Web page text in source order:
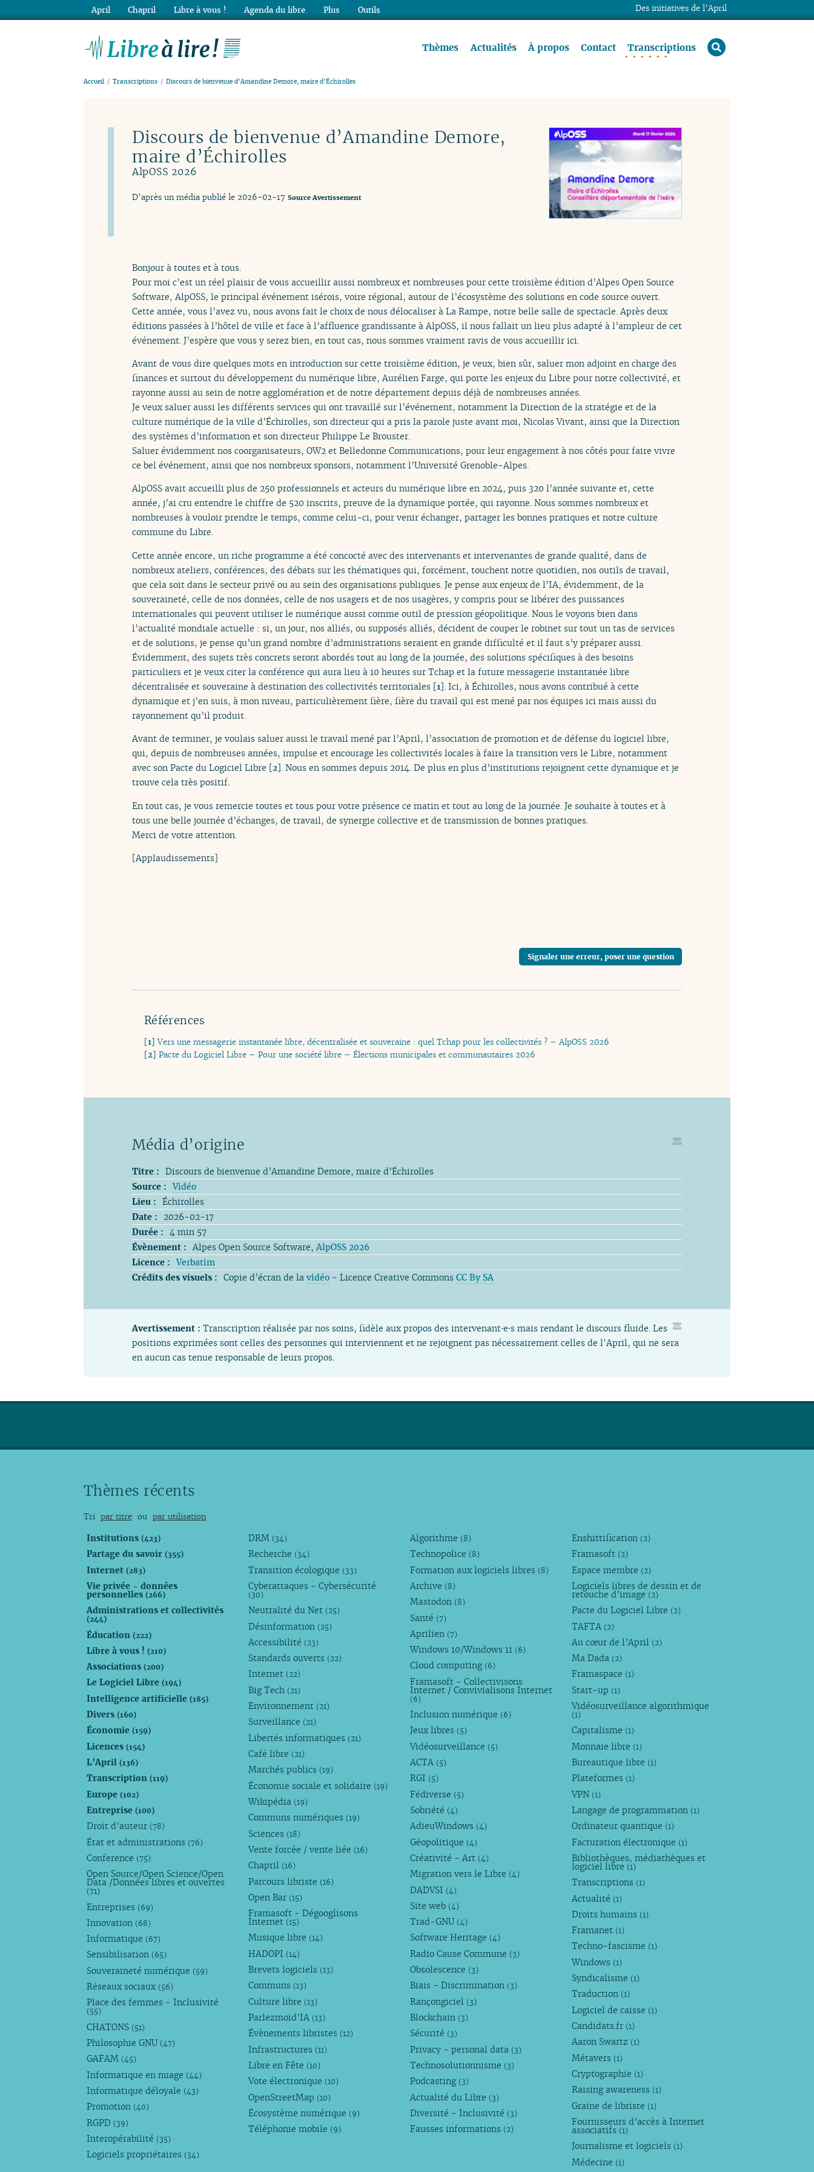
Thèmes Actualités À propos Contact Transcriptions rechercher
Accueil Transcriptions Discours de bienvenue d’Amandine Demore, maire d’Échirolles
Discours de bienvenue d’Amandine Demore,
maire d’Échirolles
AlpOSS 2026
D’après un média publié le 2026-02-17 Source Avertissement
Bonjour à toutes et à tous.
Pour moi c’est un réel plaisir de vous accueillir aussi nombreux et nombreuses pour cette troisième édition d’Alpes Open Source
Software, AlpOSS, le principal événement isérois, voire régional, autour de l’écosystème des solutions en code source ouvert.
Cette année, vous l’avez vu, nous avons fait le choix de nous délocaliser à La Rampe, notre belle salle de spectacle. Après deux
éditions passées à l’hôtel de ville et face à l’affluence grandissante à AlpOSS, il nous fallait un lieu plus adapté à l’ampleur de cet
événement. J’espère que vous y serez bien, en tout cas, nous sommes vraiment ravis de vous accueillir ici.
Avant de vous dire quelques mots en introduction sur cette troisième édition, je veux, bien sûr, saluer mon adjoint en charge des
finances et surtout du développement du numérique libre, Aurélien Farge, qui porte les enjeux du Libre pour notre collectivité, et
rayonne aussi au sein de notre agglomération et de notre département depuis déjà de nombreuses années.
Je veux saluer aussi les différents services qui ont travaillé sur l’événement, notamment la Direction de la stratégie et de la
culture numérique de la ville d’Échirolles, son directeur qui a pris la parole juste avant moi, Nicolas Vivant, ainsi que la Direction
des systèmes d’information et son directeur Philippe Le Brouster.
Saluer évidemment nos coorganisateurs, OW2 et Belledonne Communications, pour leur engagement à nos côtés pour faire vivre
ce bel événement, ainsi que nos nombreux sponsors, notamment l’Université Grenoble-Alpes.
AlpOSS avait accueilli plus de 250 professionnels et acteurs du numérique libre en 2024, puis 320 l’année suivante et, cette
année, j’ai cru entendre le chiffre de 520 inscrits, preuve de la dynamique portée, qui rayonne. Nous sommes nombreux et
nombreuses à vouloir prendre le temps, comme celui-ci, pour venir échanger, partager les bonnes pratiques et notre culture
commune du Libre.
Cette année encore, un riche programme a été concocté avec des intervenants et intervenantes de grande qualité, dans de
nombreux ateliers, conférences, des débats sur les thématiques qui, forcément, touchent notre quotidien, nos outils de travail,
que cela soit dans le secteur privé ou au sein des organisations publiques. Je pense aux enjeux de l’IA, évidemment, de la
souveraineté, celle de nos données, celle de nos usagers et de nos usagères, y compris pour se libérer des puissances
internationales qui peuvent utiliser le numérique aussi comme outil de pression géopolitique. Nous le voyons bien dans
l’actualité mondiale actuelle : si, un jour, nos alliés, ou supposés alliés, décident de couper le robinet sur tout un tas de services
et de solutions, je pense qu’un grand nombre d’administrations seraient en grande difficulté et il faut s’y préparer aussi.
Évidemment, des sujets très concrets seront abordés tout au long de la journée, des solutions spécifiques à des besoins
particuliers et je veux citer la conférence qui aura lieu à 10 heures sur Tchap et la future messagerie instantanée libre
décentralisée et souveraine à destination des collectivités territoriales [1]. Ici, à Échirolles, nous avons contribué à cette
dynamique et j’en suis, à mon niveau, particulièrement fière, fière du travail qui est mené par nos équipes ici mais aussi du
rayonnement qu’il produit.
Avant de terminer, je voulais saluer aussi le travail mené par l’April, l’association de promotion et de défense du logiciel libre,
qui, depuis de nombreuses années, impulse et encourage les collectivités locales à faire la transition vers le Libre, notamment
avec son Pacte du Logiciel Libre [2]. Nous en sommes depuis 2014. De plus en plus d’institutions rejoignent cette dynamique et je
trouve cela très positif.
En tout cas, je vous remercie toutes et tous pour votre présence ce matin et tout au long de la journée. Je souhaite à toutes et à
tous une belle journée d’échanges, de travail, de synergie collective et de transmission de bonnes pratiques.
Merci de votre attention.
[Applaudissements]
Signaler une erreur, poser une question
Références
[1]Vers une messagerie instantanée libre, décentralisée et souveraine : quel Tchap pour les collectivités ? – AlpOSS 2026
[2] Pacte du Logiciel Libre – Pour une société libre – Élections municipales et communautaires 2026
Média d’origine
Titre : Discours de bienvenue d’Amandine Demore, maire d’Échirolles
Source : Vidéo
Lieu : Échirolles
Date :
2026-02-17
Durée : 4 min 57
Évènement : Alpes Open Source Software​,AlpOSS 2026
Licence : Verbatim
Crédits des visuels : Copie d’écran de la vidéo - Licence Creative Commons CC By SA
Avertissement : Transcription réalisée par nos soins, fidèle aux propos des intervenant⋅e⋅s mais rendant le discours fluide. Les
positions exprimées sont celles des personnes qui interviennent et ne rejoignent pas nécessairement celles de l'April, qui ne sera
en aucun cas tenue responsable de leurs propos.
Thèmes récents
Tri par titre ou par utilisation
Institutions(423)
Partage du savoir(355)
Internet(283)
Vie privée - données
personnelles(266)
Administrations et collectivités
(244)
Éducation(222)
Libre à vous !(210)
Associations(200)
Le Logiciel Libre(194)
Intelligence artificielle(185)
Divers(160)
Économie(159)
Licences(154)
L’April(136)
Transcription(119)
Europe(102)
Entreprise(100)
Droit d’auteur (78)
État et administrations (76)
Conference (75)
Open Source/Open Science/Open
Data /Données libres et ouvertes
(71)
Entreprises (69)
Innovation (68)
Informatique (67)
Sensibilisation (65)
Souveraineté numérique (59)
Réseaux sociaux (56)
Place des femmes - Inclusivité
(55)
CHATONS (51)
Philosophie GNU (47)
GAFAM (45)
Informatique en nuage (44)
Informatique déloyale (43)
Promotion (40)
RGPD (39)
Interopérabilité (35)
Logiciels propriétaires (34)
DRM (34)
Recherche (34)
Transition écologique (33)
Cyberattaques - Cybersécurité
(30)
Neutralité du Net (25)
Désinformation (25)
Accessibilité (23)
Standards ouverts (22)
Internet (22)
Big Tech (21)
Environnement (21)
Surveillance (21)
Libertés informatiques (21)
Café libre (21)
Marchés publics (19)
Économie sociale et solidaire (19)
Wikipédia (19)
Communs numériques (19)
Sciences (18)
Vente forcée / vente liée (16)
Chapril (16)
Parcours libriste (16)
Open Bar (15)
Framasoft - Dégooglisons
Internet (15)
Musique libre (14)
HADOPI (14)
Brevets logiciels (13)
Communs (13)
Culture libre (13)
Parlezmoid’IA (13)
Évènements libristes (12)
Infrastructures (11)
Libre en Fête (10)
Vote électronique (10)
OpenStreetMap (10)
Écosystème numérique (9)
Téléphonie mobile (9)
Algorithme (8)
Technopolice (8)
Formation aux logiciels libres (8)
Archive (8)
Mastodon (8)
Santé (7)
Aprilien (7)
Windows 10/Windows 11 (6)
Cloud computing (6)
Framasoft - Collectivisons
Internet / Convivialisons Internet
(6)
Inclusion numérique (6)
Jeux libres (5)
Vidéosurveillance (5)
ACTA (5)
RGI (5)
Fédiverse (5)
Sobriété (4)
AdieuWindows (4)
Géopolitique (4)
Créativité - Art (4)
Migration vers le Libre (4)
DADVSI (4)
Site web (4)
Trad-GNU (4)
Software Heritage (4)
Radio Cause Commune (3)
Obsolescence (3)
Biais - Discrimination (3)
Rançongiciel (3)
Blockchain (3)
Sécurité (3)
Privacy - personal data (3)
Technosolutionnisme (3)
Podcasting (3)
Actualité du Libre (3)
Diversité - Inclusivité (3)
Fausses informations (2)
Enshittification (2)
Framasoft (2)
Espace membre (2)
Logiciels libres de dessin et de
retouche d’image (2)
Pacte du Logiciel Libre (2)
TAFTA (2)
Au cœur de l’April (2)
Ma Dada (2)
Framaspace (1)
Start-up (1)
Vidéosurveillance algorithmique
(1)
Capitalisme (1)
Monnaie libre (1)
Bureautique libre (1)
Plateformes (1)
VPN (1)
Langage de programmation (1)
Ordinateur quantique (1)
Facturation électronique (1)
Bibliothèques, médiathèques et
logiciel libre (1)
Transcriptions (1)
Actualité (1)
Droits humains (1)
Framanet (1)
Techno-fascisme (1)
Windows (1)
Syndicalisme (1)
Traduction (1)
Logiciel de caisse (1)
Candidats.fr (1)
Aaron Swartz (1)
Métavers (1)
Cryptographie (1)
Raising awareness (1)
Graine de libriste (1)
Fournisseurs d’accès à Internet
associatifs (1)
Journalisme et logiciels (1)
Médecine (1)
Des initiatives de l’April
April Chapril Libre à vous ! Agenda du libre Plus Outils